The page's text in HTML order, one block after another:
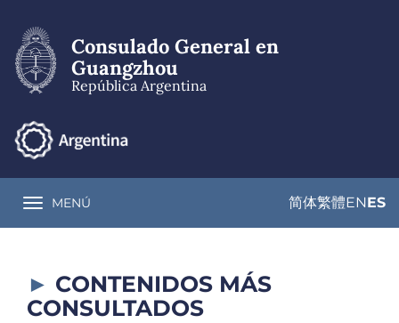
contenido
principal
Consulado General en
Guangzhou
República Argentina
Toggle navigation
MENÚ 简体繁體ENES
CONTENIDOS MÁS
CONSULTADOS